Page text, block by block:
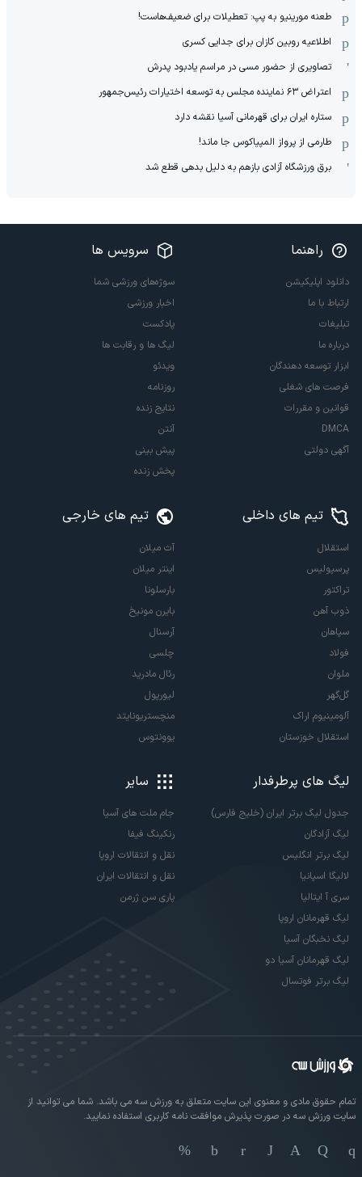
طعنه مورینیو به پپ: تعطیلات برای ضعیف‌هاست!
اطلاعیه روبین کازان برای جدایی کسری
تصاویری از حضور مسی در مراسم یادبود پدرش
اعتراض ۶۳ نماینده مجلس به توسعه اختیارات رئیس‌جمهور
ستاره ایران برای قهرمانی آسیا نقشه دارد
طارمی از پرواز المپیاکوس جا ماند!
برق ورزشگاه آزادی بازهم به دلیل بدهی قطع شد
راهنما
دانلود اپلیکیشن
ارتباط با ما
تبلیغات
درباره ما
ابزار توسعه دهندگان
فرصت های شغلی
قوانین و مقررات
DMCA
آگهی دولتی
سرویس ها
سوژه‌های ورزشی شما
اخبار ورزشی
پادکست
لیگ ها و رقابت ها
ویدئو
روزنامه
نتایج زنده
آنتن
پیش بینی
پخش زنده
تیم های داخلی
استقلال
پرسپولیس
تراکتور
ذوب آهن
سپاهان
فولاد
ملوان
گل‌گهر
آلومینیوم اراک
استقلال خوزستان
تیم های خارجی
آث میلان
اینتر میلان
بارسلونا
بایرن مونیخ
آرسنال
چلسی
رئال مادرید
لیورپول
منچستریونایتد
یوونتوس
لیگ های پرطرفدار
جدول لیگ برتر ایران (خلیج فارس)
لیگ آزادگان
لیگ برتر انگلیس
لالیگا اسپانیا
سری آ ایتالیا
لیگ قهرمانان اروپا
لیگ نخبگان آسیا
لیگ قهرمانان آسیا دو
لیگ برتر فوتسال
سایر
جام ملت های آسیا
رنکینگ فیفا
نقل و انتقالات اروپا
نقل و انتقالات ایران
پاری سن ژرمن
تمام حقوق مادی و معنوی این سایت متعلق به ورزش سه می باشد. شما می توانید از
سایت ورزش سه در صورت پذیرش موافقت نامه کاربری استفاده نمایید.